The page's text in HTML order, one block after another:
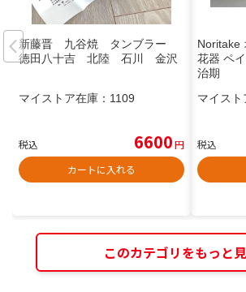
新藤晋 九谷焼 タンブラー
徳田八十吉 北陸 石川 金沢
マイストア在庫： 1109
税込 6600円
カートに入れる
Noritake
花器 ペ
治期
マイスト
税込
このカテゴリをもっと